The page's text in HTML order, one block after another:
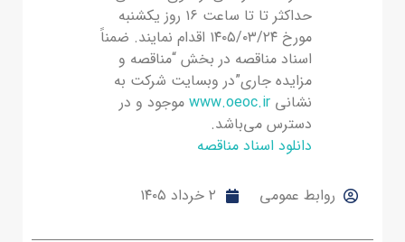
حداکثر ﺗﺎ تا ساعت ۱۶ روز یکشنبه
مورخ ۱۴۰۵/۰۳/۲۴ اﻗﺪام ﻧﻤﺎﯾﻨﺪ. ﺿﻤﻨﺎً
اﺳﻨﺎد مناقصه در بخش “مناقصه و
مزایده جاری”در وبسایت ﺷﺮﮐﺖ ﺑﻪ
ﻧﺸﺎﻧﯽ www.oeoc.irموجود و در
دﺳﺘﺮس ﻣﯽ‌ﺑﺎﺷﺪ.
دانلود اسناد مناقصه
روابط عمومی ۲ خرداد ۱۴۰۵